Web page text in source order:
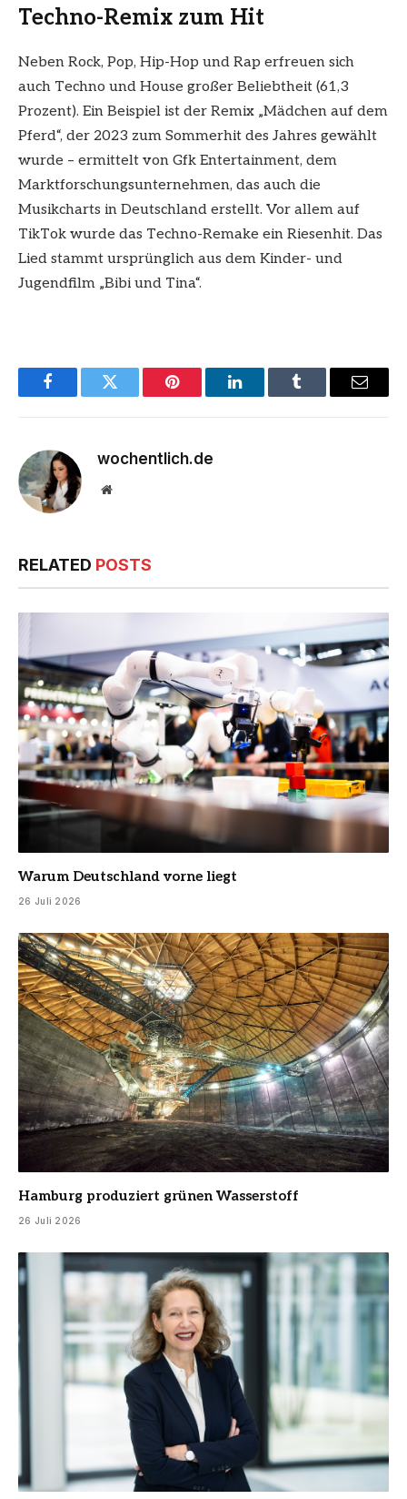
Techno-Remix zum Hit
Neben Rock, Pop, Hip-Hop und Rap erfreuen sich
auch Techno und House großer Beliebtheit (61,3
Prozent). Ein Beispiel ist der Remix „Mädchen auf dem
Pferd“, der 2023 zum Sommerhit des Jahres gewählt
wurde – ermittelt von Gfk Entertainment, dem
Marktforschungsunternehmen, das auch die
Musikcharts in Deutschland erstellt. Vor allem auf
TikTok wurde das Techno-Remake ein Riesenhit. Das
Lied stammt ursprünglich aus dem Kinder- und
Jugendfilm „Bibi und Tina“.
FacebookTwitter Pinterest LinkedInTumblr Email
wochentlich.de
Website
RELATED POSTS
Warum Deutschland vorne liegt
26 Juli 2026
Hamburg produziert grünen Wasserstoff
26 Juli 2026